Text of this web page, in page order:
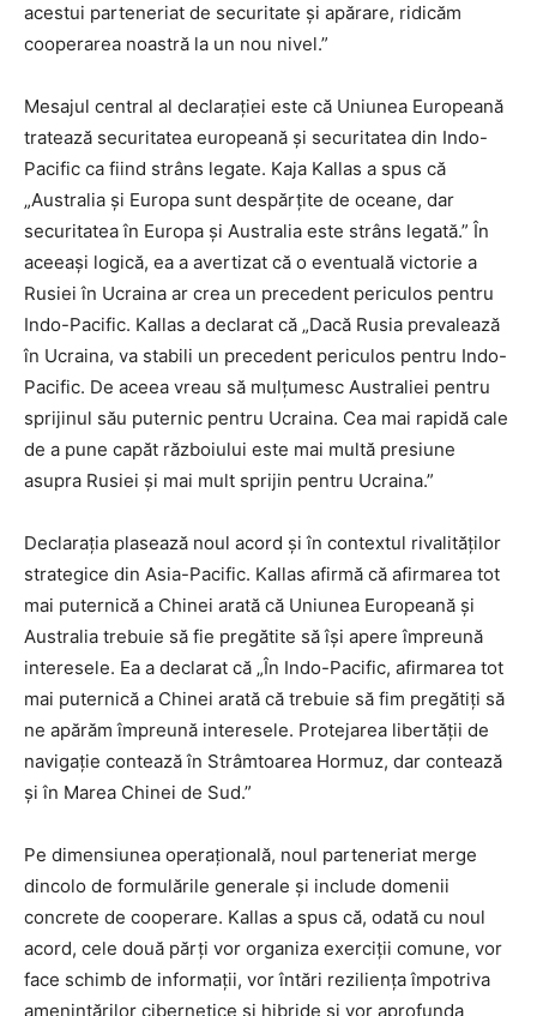
acestui parteneriat de securitate și apărare, ridicăm
cooperarea noastră la un nou nivel.”
Mesajul central al declarației este că Uniunea Europeană
tratează securitatea europeană și securitatea din Indo-
Pacific ca fiind strâns legate. Kaja Kallas a spus că
„Australia și Europa sunt despărțite de oceane, dar
securitatea în Europa și Australia este strâns legată.” În
aceeași logică, ea a avertizat că o eventuală victorie a
Rusiei în Ucraina ar crea un precedent periculos pentru
Indo-Pacific. Kallas a declarat că „Dacă Rusia prevalează
în Ucraina, va stabili un precedent periculos pentru Indo-
Pacific. De aceea vreau să mulțumesc Australiei pentru
sprijinul său puternic pentru Ucraina. Cea mai rapidă cale
de a pune capăt războiului este mai multă presiune
asupra Rusiei și mai mult sprijin pentru Ucraina.”
Declarația plasează noul acord și în contextul rivalităților
strategice din Asia-Pacific. Kallas afirmă că afirmarea tot
mai puternică a Chinei arată că Uniunea Europeană și
Australia trebuie să fie pregătite să își apere împreună
interesele. Ea a declarat că „În Indo-Pacific, afirmarea tot
mai puternică a Chinei arată că trebuie să fim pregătiți să
ne apărăm împreună interesele. Protejarea libertății de
navigație contează în Strâmtoarea Hormuz, dar contează
și în Marea Chinei de Sud.”
Pe dimensiunea operațională, noul parteneriat merge
dincolo de formulările generale și include domenii
concrete de cooperare. Kallas a spus că, odată cu noul
acord, cele două părți vor organiza exerciții comune, vor
face schimb de informații, vor întări reziliența împotriva
amenințărilor cibernetice și hibride și vor aprofunda